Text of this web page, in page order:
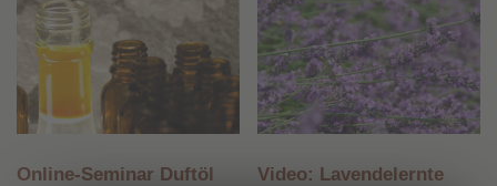
Online-Seminar Duftöl
Video: Lavendelernte